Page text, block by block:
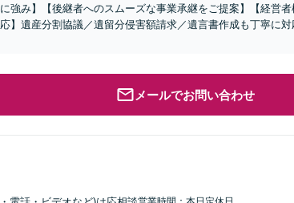
強み】【後継者へのスムーズな事業承継をご提案】【経営
】遺産分割協議／遺留分侵害額請求／遺言書作成も丁寧に対
メールでお問い合わせ